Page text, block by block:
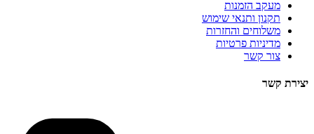
מעקב הזמנות
תקנון ותנאי שימוש
משלוחים והחזרות
מדיניות פרטיות
צור קשר
יצירת קשר